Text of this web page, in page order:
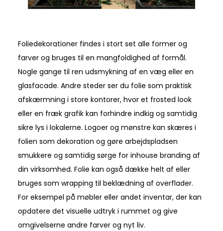
Foliedekorationer findes i stort set alle former og
farver og bruges til en mangfoldighed af formål.
Nogle gange til ren udsmykning af en væg eller en
glasfacade. Andre steder ser du folie som praktisk
afskærmning i store kontorer, hvor et frosted look
eller en fræk grafik kan forhindre indkig og samtidig
sikre lys i lokalerne. Logoer og mønstre kan skæres i
folien som dekoration og gøre arbejdspladsen
smukkere og samtidig sørge for inhouse branding af
din virksomhed. Folie kan også dække helt af eller
bruges som wrapping til beklædning af overflader.
For eksempel på møbler eller andet inventar, der kan
opdatere det visuelle udtryk i rummet og give
omgivelserne andre farver og nyt liv.